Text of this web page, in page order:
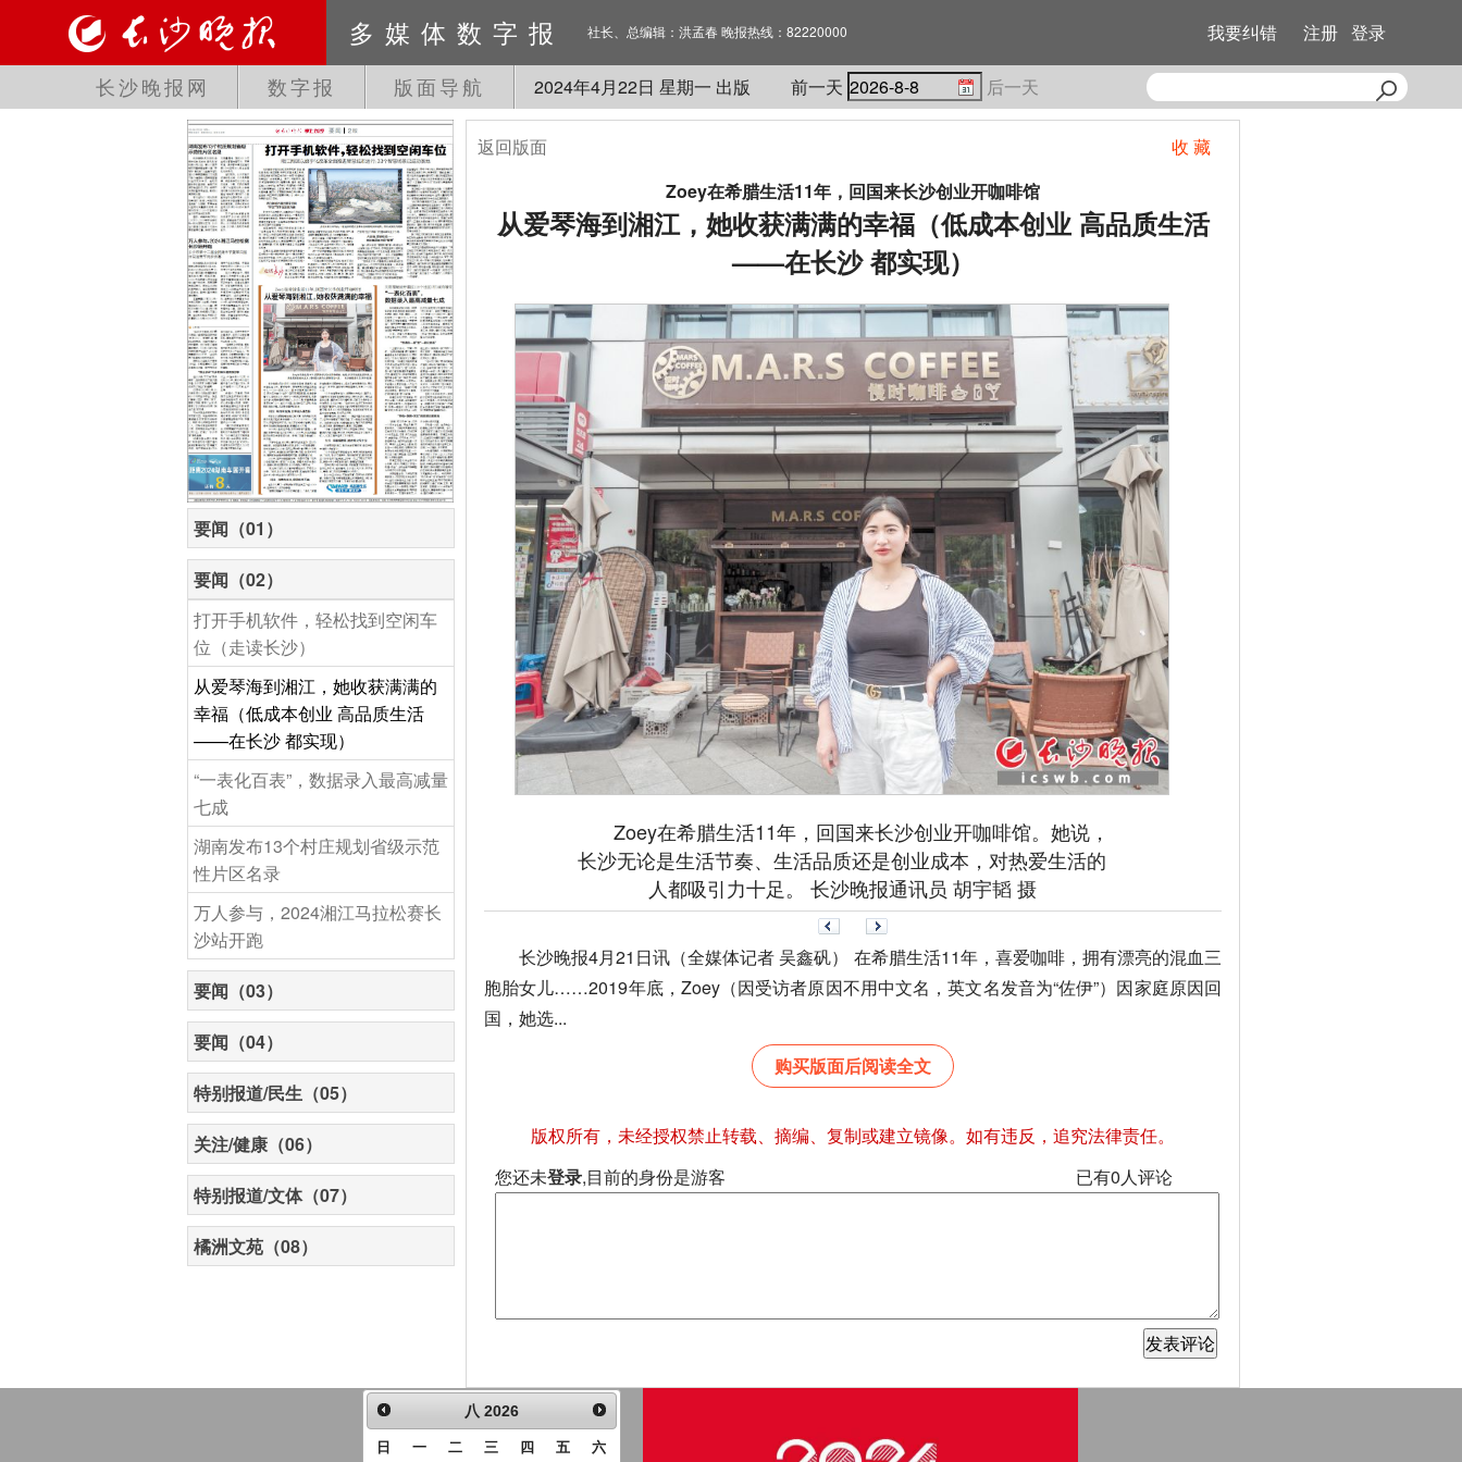
多媒体数字报 社长、总编辑：洪孟春 晚报热线：82220000 我要纠错 注册 登录
长沙晚报网 数字报 版面导航 2024年4月22日 星期一 出版 前一天 后一天
要闻（01）
要闻（02）
打开手机软件，轻松找到空闲车
位（走读长沙）
从爱琴海到湘江，她收获满满的
幸福（低成本创业 高品质生活
——在长沙 都实现）
“一表化百表”，数据录入最高减量
七成
湖南发布13个村庄规划省级示范
性片区名录
万人参与，2024湘江马拉松赛长
沙站开跑
要闻（03）
要闻（04）
特别报道/民生（05）
关注/健康（06）
特别报道/文体（07）
橘洲文苑（08）
返回版面
收 藏
Zoey在希腊生活11年，回国来长沙创业开咖啡馆
从爱琴海到湘江，她收获满满的幸福（低成本创业 高品质生活
——在长沙 都实现）
Zoey在希腊生活11年，回国来长沙创业开咖啡馆。她说，
长沙无论是生活节奏、生活品质还是创业成本，对热爱生活的
人都吸引力十足。 长沙晚报通讯员 胡宇韬 摄
长沙晚报4月21日讯（全媒体记者 吴鑫矾） 在希腊生活11年，喜爱咖啡，拥有漂亮的混血三
胞胎女儿……2019年底，Zoey（因受访者原因不用中文名，英文名发音为“佐伊”）因家庭原因回
国，她选...
购买版面后阅读全文
版权所有，未经授权禁止转载、摘编、复制或建立镜像。如有违反，追究法律责任。
您还未登录,目前的身份是游客 已有0人评论
八 2026
日 一 二 三 四 五 六